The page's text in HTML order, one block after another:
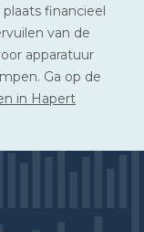
financieel
van de
apparatuur
Ga op de
in Hapert